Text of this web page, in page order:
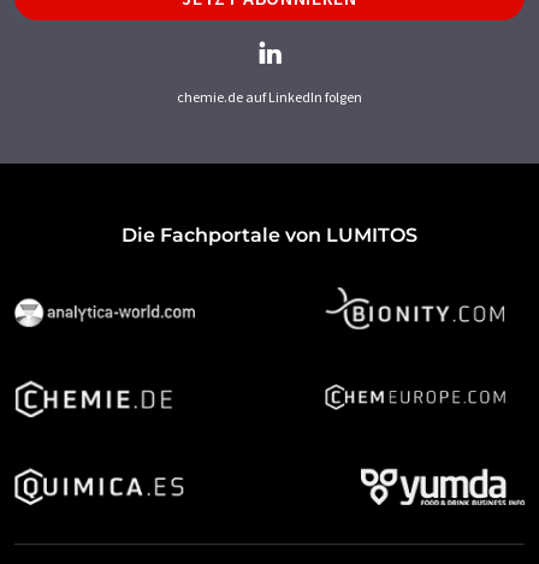
chemie.de auf LinkedIn folgen
Die Fachportale von LUMITOS